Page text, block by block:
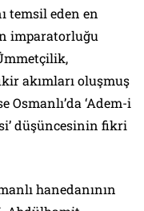
temsil eden en
imparatorluğu
akımları oluşmuş
‘Adem-i
düşüncesinin fikri
hanedanının